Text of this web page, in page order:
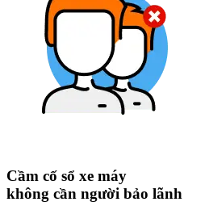
Cầm cố sổ xe máy
không cần người bảo lãnh